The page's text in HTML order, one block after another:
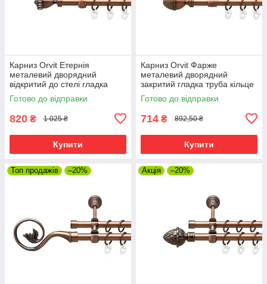
Карниз Orvit Етернія
металевий дворядний
відкритий до стелі гладка
труба кільце металеве Мідь
16\16 мм 120 см (00-
Готово до відправки
820 ₴ 1 025 ₴
Купити
Карниз Orvit Фарже
металевий дворядний
закритий гладка труба кільце
металеве Мідь 16\16 мм 120
см (00-00019999)
Готово до відправки
714 ₴ 892,50 ₴
Купити
Топ продажів –20% Акція –20%